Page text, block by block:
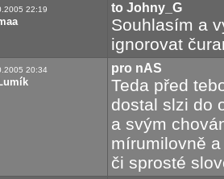
22:19 to Johny_G
Souhlasím a
ignorovat
20:34 pro nAS
Teda před
dostal slzi do
a svým
mírumilovně
či sprosté